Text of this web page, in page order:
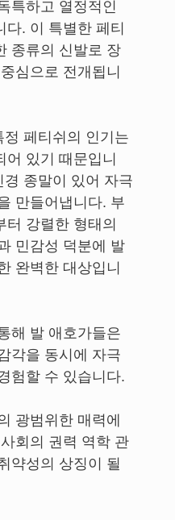
특하고 열정적인
. 이 특별한 페티
종류의 신발로 장
심으로 전개됩니
정 페티쉬의 인기는
있기 때문입니
종말이 있어 자극
만들어냅니다. 부
터 강렬한 형태의
민감성 덕분에 발
완벽한 대상입니
해 발 애호가들은
각을 동시에 자극
험할 수 있습니다.
광범위한 매력에
회의 권력 역학 관
약성의 상징이 될